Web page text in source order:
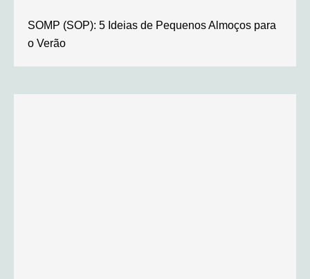
SOMP (SOP): 5 Ideias de Pequenos Almoços para
o Verão